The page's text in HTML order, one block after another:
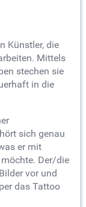
Künstler, die
Mittels
stechen sie
in die
sich genau
er mit
Der/die
vor und
das Tattoo